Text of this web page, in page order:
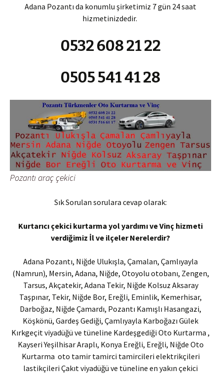
Adana Pozantı da konumlu şirketimiz 7 gün 24 saat
hizmetinizdedir.
0532 608 21 22
0505 541 41 28
Pozantı araç çekici
Sık Sorulan sorulara cevap olarak:
Kurtarıcı çekici kurtarma yol yardımı ve Vinç hizmeti
verdiğimiz İl ve ilçeler Nerelerdir?
Adana Pozantı, Niğde Ulukışla, Çamalan, Çamlıyayla
(Namrun), Mersin, Adana, Niğde, Otoyolu otobanı, Zengen,
Tarsus, Akçatekir, Adana Tekir, Niğde Kolsuz Aksaray
Taşpınar, Tekir, Niğde Bor, Ereğli, Eminlik, Kemerhisar,
Darboğaz, Niğde Çamardı, Pozantı Kamışlı Hasangazi,
Köşkönü, Gardeş Gediği, Çamlıyayla Karboğazı Gülek
Kırkgeçit viyadüğü ve tüneline Kardeşgediği Oto Kurtarma ,
Kayseri Yeşilhisar Araplı, Konya Ereğli, Ereğli, Niğde Oto
Kurtarma oto tamir tamirci tamircileri elektrikçileri
lastikçileri Çakıt viyadüğü ve tüneline en yakın çekici